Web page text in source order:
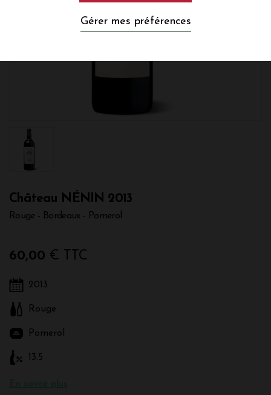
Gérer mes préférences
Château NÉNIN 2013
Rouge - Bordeaux - Pomerol
60,00 € TTC
2013
Rouge
Pomerol
13.5